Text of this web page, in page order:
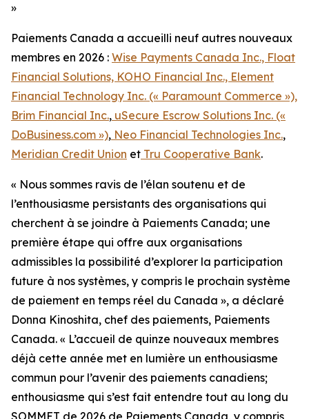
»
Paiements Canada a accueilli neuf autres nouveaux
membres en 2026 : Wise Payments Canada Inc., Float
Financial Solutions, KOHO Financial Inc., Element
Financial Technology Inc. (« Paramount Commerce »),
Brim Financial Inc., uSecure Escrow Solutions Inc. («
DoBusiness.com »), Neo Financial Technologies Inc.,
Meridian Credit Union et Tru Cooperative Bank.
« Nous sommes ravis de l’élan soutenu et de
l’enthousiasme persistants des organisations qui
cherchent à se joindre à Paiements Canada; une
première étape qui offre aux organisations
admissibles la possibilité d’explorer la participation
future à nos systèmes, y compris le prochain système
de paiement en temps réel du Canada », a déclaré
Donna Kinoshita, chef des paiements, Paiements
Canada. « L’accueil de quinze nouveaux membres
déjà cette année met en lumière un enthousiasme
commun pour l’avenir des paiements canadiens;
enthousiasme qui s’est fait entendre tout au long du
SOMMET de 2026 de Paiements Canada, y compris